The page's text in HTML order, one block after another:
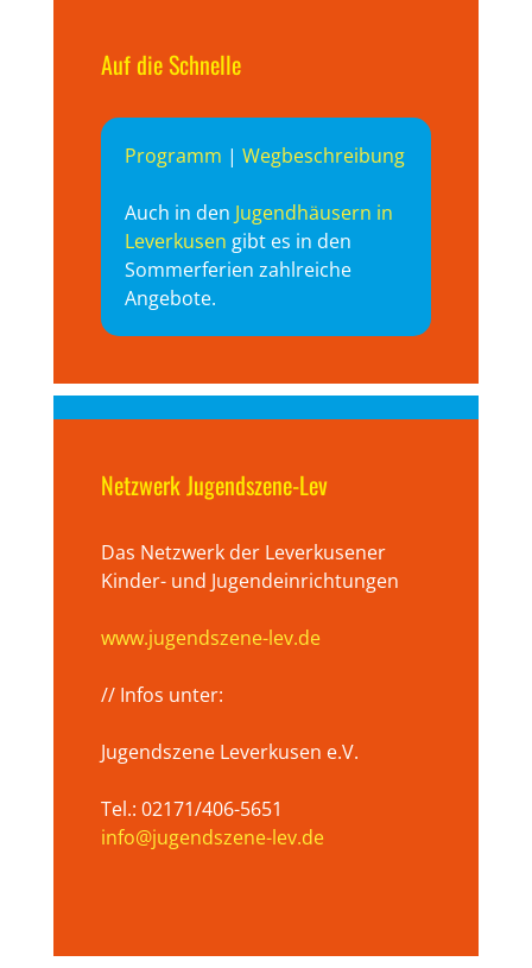
Auf die Schnelle
Programm | Wegbeschreibung
Auch in den Jugendhäusern in
Leverkusen gibt es in den
Sommerferien zahlreiche
Angebote.
Netzwerk Jugendszene-Lev
Das Netzwerk der Leverkusener
Kinder- und Jugendeinrichtungen
www.jugendszene-lev.de
// Infos unter:
Jugendszene Leverkusen e.V.
Tel.: 02171/406-5651
info@jugendszene-lev.de